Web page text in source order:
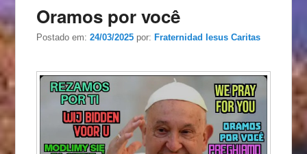
Oramos por você
Postado em:24/03/2025 por: Fraternidad Iesus Caritas